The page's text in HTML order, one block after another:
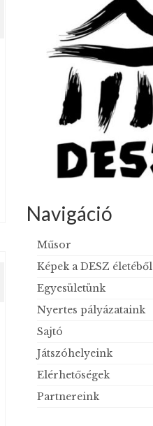
Navigáció
Műsor
Képek a DESZ életéből
Egyesületünk
Nyertes pályázataink
Sajtó
Játszóhelyeink
Elérhetőségek
Partnereink